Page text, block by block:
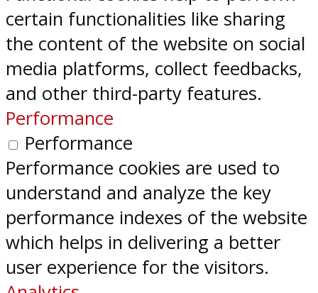
certain functionalities like sharing
the content of the website on social
media platforms, collect feedbacks,
and other third-party features.
Performance
Performance
Performance cookies are used to
understand and analyze the key
performance indexes of the website
which helps in delivering a better
user experience for the visitors.